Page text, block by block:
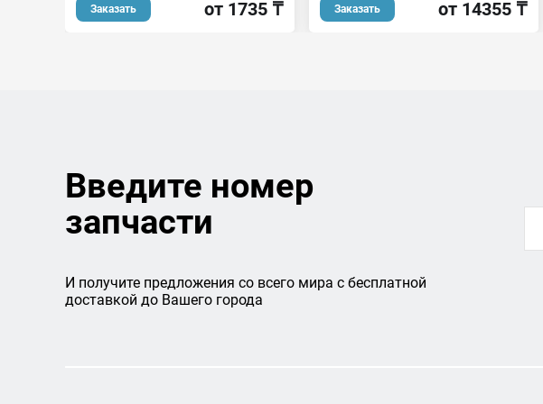
Заказать от 1735 ₸ Заказать от 14355 ₸
Введите номер
запчасти
И получите предложения со всего мира с бесплатной
доставкой до Вашего города